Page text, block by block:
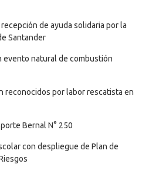
de ayuda solidaria por la
Santander
evento natural de combustión
reconocidos por labor rescatista en
Bernal N° 250
con despliegue de Plan de